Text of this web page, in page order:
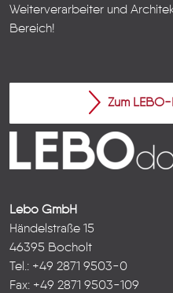
Weiterverarbeiter und
Bereich!
Zum
Lebo GmbH
Händelstraße 15
46395 Bocholt
Tel.: +49 2871 9503-0
Fax: +49 2871 9503-109